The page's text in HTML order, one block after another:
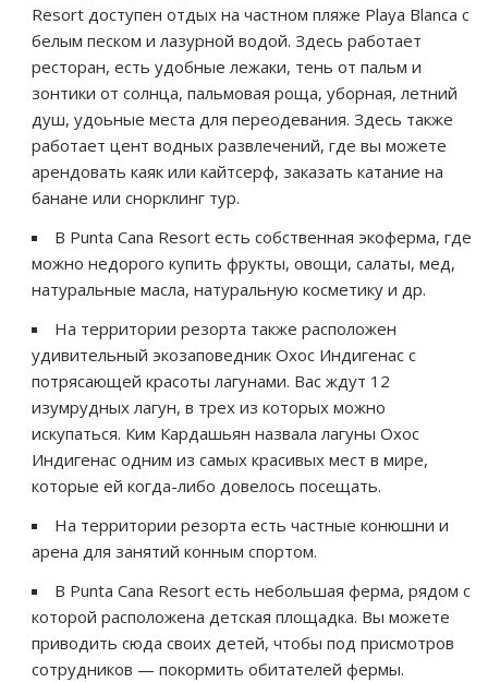
Resort доступен отдых на частном пляже Playa Blanca с
белым песком и лазурной водой. Здесь работает
ресторан, есть удобные лежаки, тень от пальм и
зонтики от солнца, пальмовая роща, уборная, летний
душ, удоьные места для переодевания. Здесь также
работает цент водных развлечений, где вы можете
арендовать каяк или кайтсерф, заказать катание на
банане или снорклинг тур.
В Punta Cana Resort есть собственная экоферма, где
можно недорого купить фрукты, овощи, салаты, мед,
натуральные масла, натуральную косметику и др.
На территории резорта также расположен
удивительный экозаповедник Охос Индигенас с
потрясающей красоты лагунами. Вас ждут 12
изумрудных лагун, в трех из которых можно
искупаться. Ким Кардашьян назвала лагуны Охос
Индигенас одним из самых красивых мест в мире,
которые ей когда-либо довелось посещать.
На территории резорта есть частные конюшни и
арена для занятий конным спортом.
В Punta Cana Resort есть небольшая ферма, рядом с
которой расположена детская площадка. Вы можете
приводить сюда своих детей, чтобы под присмотров
сотрудников — покормить обитателей фермы.